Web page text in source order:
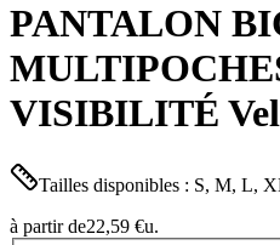
PANTALON
VISIBILITÉ
Tailles disponibles : S, M, L,
à partir de22,59 €u.